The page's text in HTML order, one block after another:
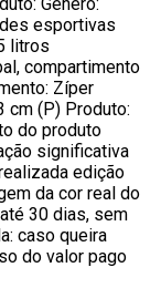
esportivas
litros
compartimento
Zíper
cm (P) Produto:
do produto
significativa
edição
da cor real do
30 dias, sem
caso queira
do valor pago